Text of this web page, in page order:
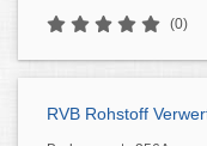
(0)
RVB Rohstoff